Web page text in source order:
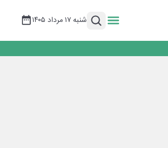
شنبه ۱۷ مرداد ۱۴۰۵